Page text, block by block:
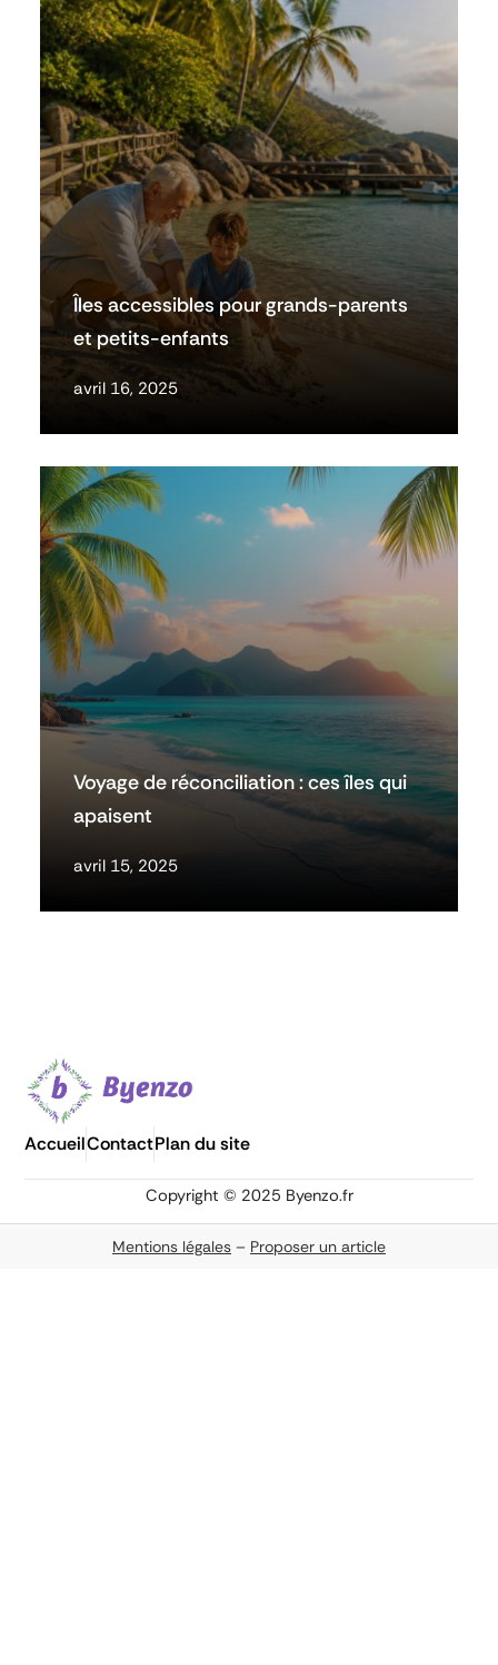
Îles accessibles pour grands-parents
et petits-enfants
avril 16, 2025
Voyage de réconciliation : ces îles qui
apaisent
avril 15, 2025
AccueilContactPlan du site
Copyright © 2025 Byenzo.fr
Mentions légales – Proposer un article